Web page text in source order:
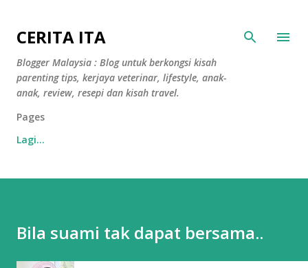
CERITA ITA
Blogger Malaysia : Blog untuk berkongsi kisah
parenting tips, kerjaya veterinar, lifestyle, anak-
anak, review, resepi dan kisah travel.
Pages
Lagi…
Bila suami tak dapat bersama..